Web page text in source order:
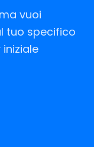
vuoi
tuo specifico